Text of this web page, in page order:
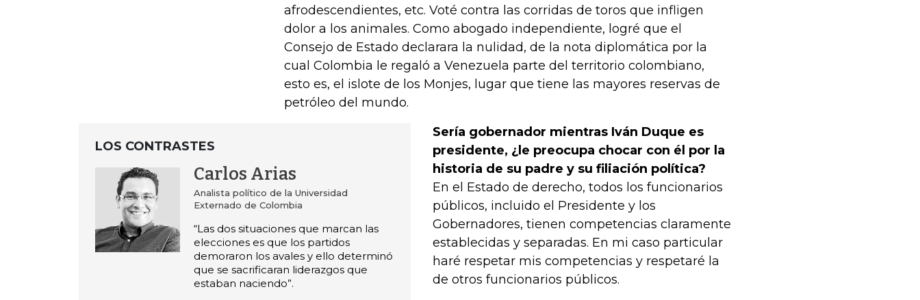
afrodescendientes, etc. Voté contra las corridas de toros que infligen
dolor a los animales. Como abogado independiente, logré que el
Consejo de Estado declarara la nulidad, de la nota diplomática por la
cual Colombia le regaló a Venezuela parte del territorio colombiano,
esto es, el islote de los Monjes, lugar que tiene las mayores reservas de
petróleo del mundo.
LOS CONTRASTES
Carlos Arias
Analista político de la Universidad
Externado de Colombia
“Las dos situaciones que marcan las
elecciones es que los partidos
demoraron los avales y ello determinó
que se sacrificaran liderazgos que
estaban naciendo”.
Sería gobernador mientras Iván Duque es
presidente, ¿le preocupa chocar con él por la
historia de su padre y su filiación política?
En el Estado de derecho, todos los funcionarios
públicos, incluido el Presidente y los
Gobernadores, tienen competencias claramente
establecidas y separadas. En mi caso particular
haré respetar mis competencias y respetaré la
de otros funcionarios públicos.